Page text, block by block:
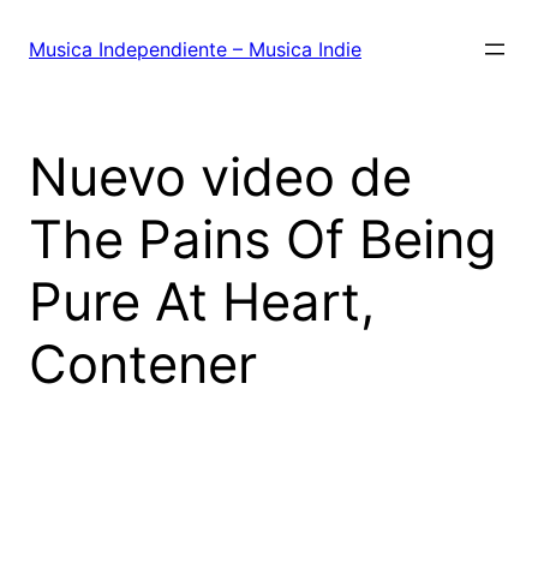
Musica Independiente – Musica Indie
Nuevo video de
The Pains Of Being
Pure At Heart,
Contener